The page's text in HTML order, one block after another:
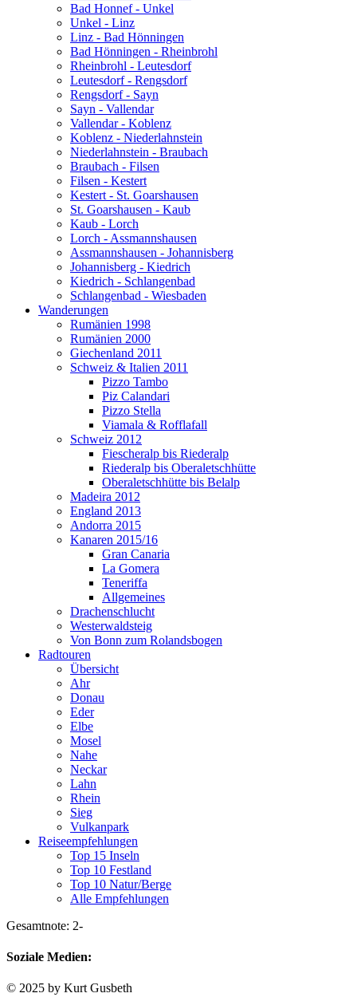
Bad Honnef - Unkel
Unkel - Linz
Linz - Bad Hönningen
Bad Hönningen - Rheinbrohl
Rheinbrohl - Leutesdorf
Leutesdorf - Rengsdorf
Rengsdorf - Sayn
Sayn - Vallendar
Vallendar - Koblenz
Koblenz - Niederlahnstein
Niederlahnstein - Braubach
Braubach - Filsen
Filsen - Kestert
Kestert - St. Goarshausen
St. Goarshausen - Kaub
Kaub - Lorch
Lorch - Assmannshausen
Assmannshausen - Johannisberg
Johannisberg - Kiedrich
Kiedrich - Schlangenbad
Schlangenbad - Wiesbaden
Wanderungen
Rumänien 1998
Rumänien 2000
Giechenland 2011
Schweiz & Italien 2011
Pizzo Tambo
Piz Calandari
Pizzo Stella
Viamala & Rofflafall
Schweiz 2012
Fiescheralp bis Riederalp
Riederalp bis Oberaletschhütte
Oberaletschhütte bis Belalp
Madeira 2012
England 2013
Andorra 2015
Kanaren 2015/16
Gran Canaria
La Gomera
Teneriffa
Allgemeines
Drachenschlucht
Westerwaldsteig
Von Bonn zum Rolandsbogen
Radtouren
Übersicht
Ahr
Donau
Eder
Elbe
Mosel
Nahe
Neckar
Lahn
Rhein
Sieg
Vulkanpark
Reiseempfehlungen
Top 15 Inseln
Top 10 Festland
Top 10 Natur/Berge
Alle Empfehlungen
Gesamtnote: 2-
Soziale Medien:
© 2025 by Kurt Gusbeth